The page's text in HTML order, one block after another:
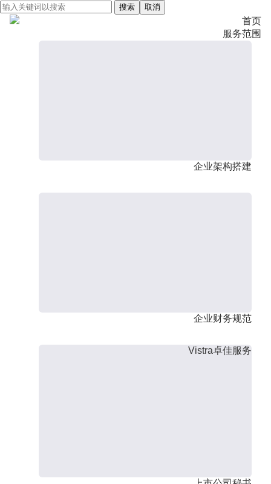
搜索 取消
首页
服务范围
企业架构搭建
企业财务规范
Vistra卓佳服务